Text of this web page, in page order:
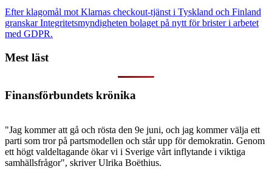
Efter klagomål mot Klarnas checkout-tjänst i Tyskland och Finland
granskar Integritetsmyndigheten bolaget på nytt för brister i arbetet
med GDPR.
Mest läst
Finansförbundets krönika
"Jag kommer att gå och rösta den 9e juni, och jag kommer välja ett
parti som tror på partsmodellen och står upp för demokratin. Genom
ett högt valdeltagande ökar vi i Sverige vårt inflytande i viktiga
samhällsfrågor", skriver Ulrika Boëthius.